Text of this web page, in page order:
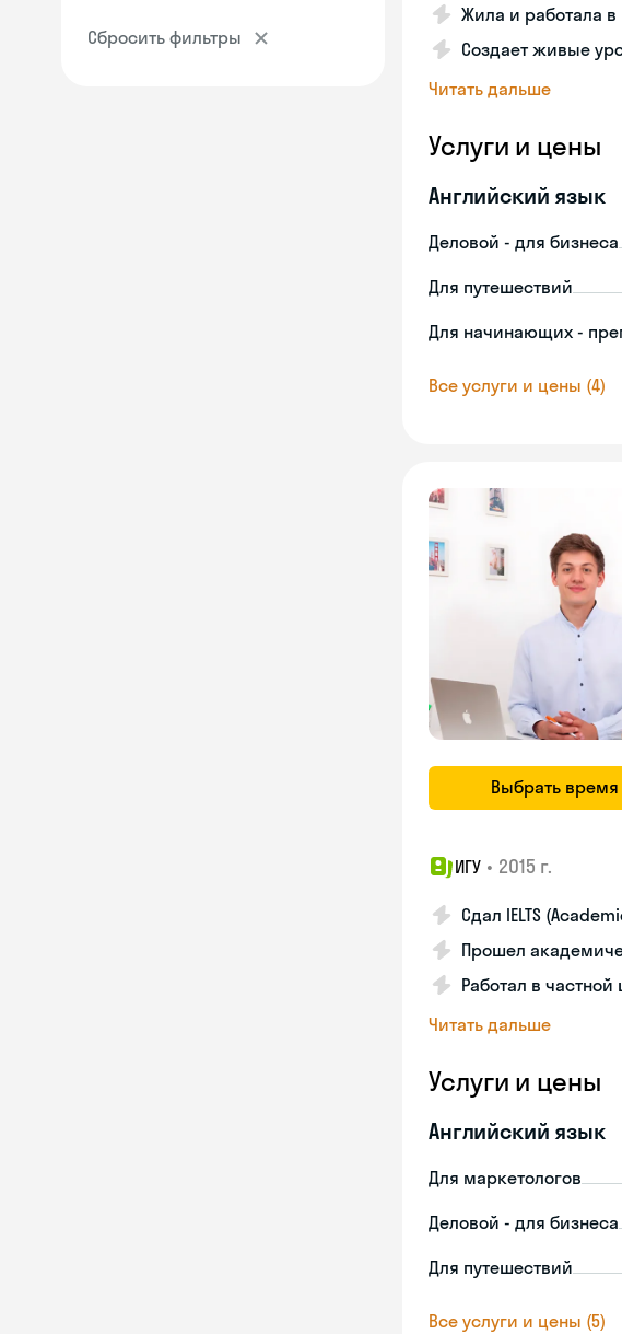
Сбросить фильтры
Жила и работала в
Создает живые
Читать дальше
Услуги и цены
Английский язык
Деловой - для бизнеса
Для путешествий
Для начинающих -
Все услуги и цены (4)
Выбрать время
ИГУ • 2015 г.
Сдал IELTS
Прошел
Работал в
Читать дальше
Услуги и цены
Английский язык
Для маркетологов
Деловой - для бизнеса
Для путешествий
Все услуги и цены (5)